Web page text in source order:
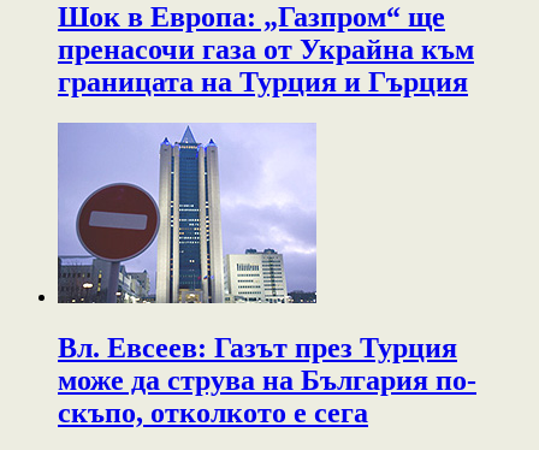
Шок в Европа: „Газпром“ ще
пренасочи газа от Украйна към
границата на Турция и Гърция
Вл. Евсеев: Газът през Турция
може да струва на България по-
скъпо, отколкото е сега